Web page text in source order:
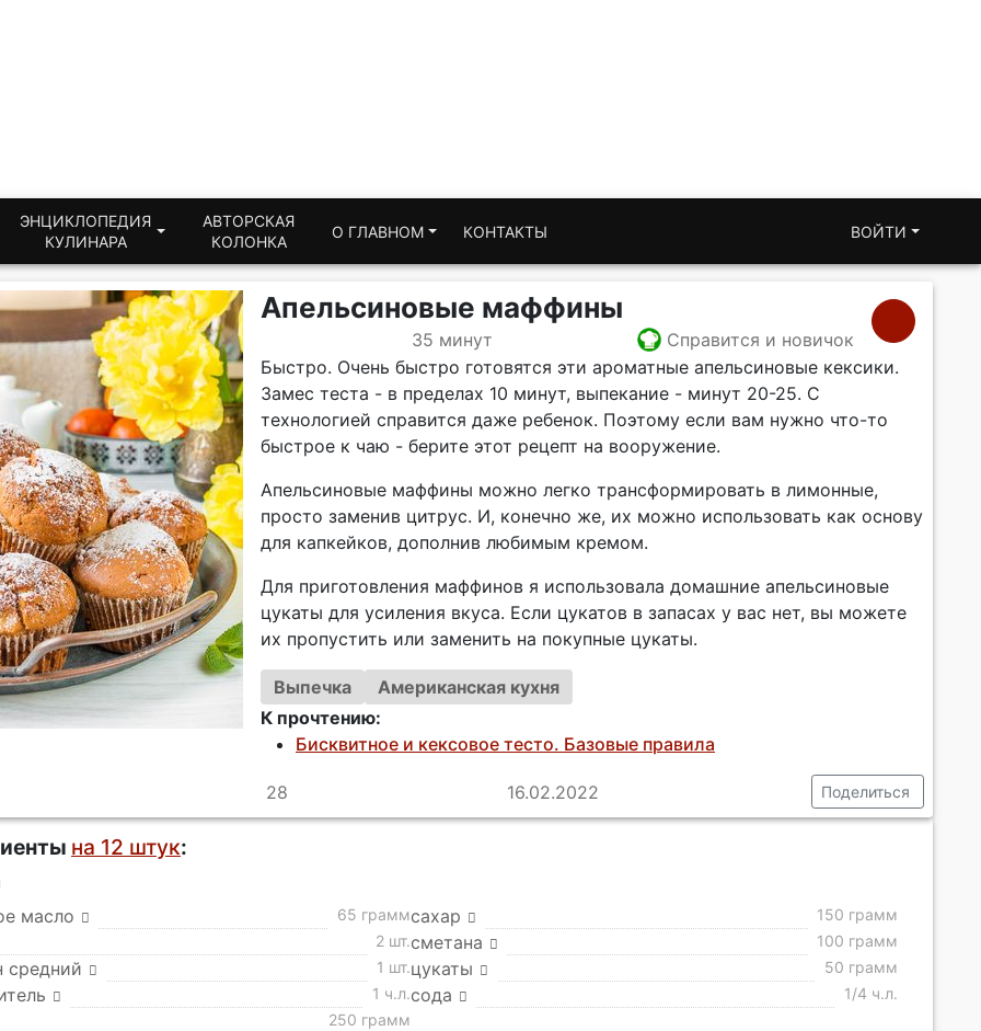
ЭНЦИКЛОПЕДИЯ
КУЛИНАРА
АВТОРСКАЯ
КОЛОНКА
О ГЛАВНОМ КОНТАКТЫ ВОЙТИ
Апельсиновые маффины
35 минут
Справится и новичок
Быстро. Очень быстро готовятся эти ароматные апельсиновые кексики.
Замес теста - в пределах 10 минут, выпекание - минут 20-25. С
технологией справится даже ребенок. Поэтому если вам нужно что-то
быстрое к чаю - берите этот рецепт на вооружение.
Апельсиновые маффины можно легко трансформировать в лимонные,
просто заменив цитрус. И, конечно же, их можно использовать как основу
для капкейков, дополнив любимым кремом.
Для приготовления маффинов я использовала домашние апельсиновые
цукаты для усиления вкуса. Если цукатов в запасах у вас нет, вы можете
их пропустить или заменить на покупные цукаты.
Выпечка
Американская кухня
К прочтению:
Бисквитное и кексовое тесто. Базовые правила
28 16.02.2022 Поделиться
на 12 штук:
масло 65 граммсахар 150 грамм
2 шт.сметана 100 грамм
средний 1 шт.цукаты 50 грамм
1 ч.л.сода 1/4 ч.л.
250 грамм